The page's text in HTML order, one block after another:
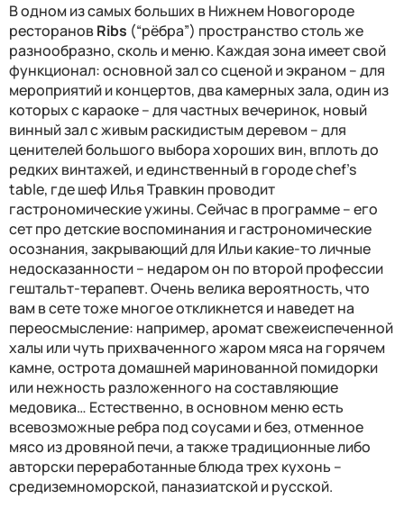
В одном из самых больших в Нижнем Новогороде
ресторановRibs (“рёбра”) пространство столь же
разнообразно, сколь и меню. Каждая зона имеет свой
функционал: основной зал со сценой и экраном – для
мероприятий и концертов, два камерных зала, один из
которых с караоке – для частных вечеринок, новый
винный зал с живым раскидистым деревом – для
ценителей большого выбора хороших вин, вплоть до
редких винтажей, и единственный в городе chef's
table, где шеф Илья Травкин проводит
гастрономические ужины. Сейчас в программе – его
сет про детские воспоминания и гастрономические
осознания, закрывающий для Ильи какие-то личные
недосказанности – недаром он по второй профессии
гештальт-терапевт. Очень велика вероятность, что
вам в сете тоже многое откликнется и наведет на
переосмысление: например, аромат свежеиспеченной
халы или чуть прихваченного жаром мяса на горячем
камне, острота домашней маринованной помидорки
или нежность разложенного на составляющие
медовика… Естественно, в основном меню есть
всевозможные ребра под соусами и без, отменное
мясо из дровяной печи, а также традиционные либо
авторски переработанные блюда трех кухонь –
средиземноморской, паназиатской и русской.